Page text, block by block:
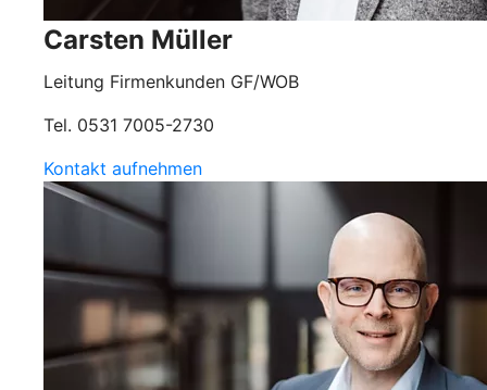
Carsten Müller
Leitung Firmenkunden GF/WOB
Tel. 0531 7005-2730
Kontakt aufnehmen